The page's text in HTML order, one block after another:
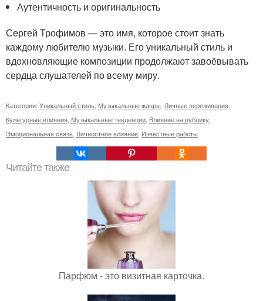
Аутентичность и оригинальность
Сергей Трофимов — это имя, которое стоит знать
каждому любителю музыки. Его уникальный стиль и
вдохновляющие композиции продолжают завоёвывать
сердца слушателей по всему миру.
Категории: Уникальный стиль Музыкальные жанры Личные переживания
Культурные влияния Музыкальные тенденции Влияние на публику
Эмоциональная связь Личностное влияние Известные работы
Читайте также
Парфюм - это визитная карточка.